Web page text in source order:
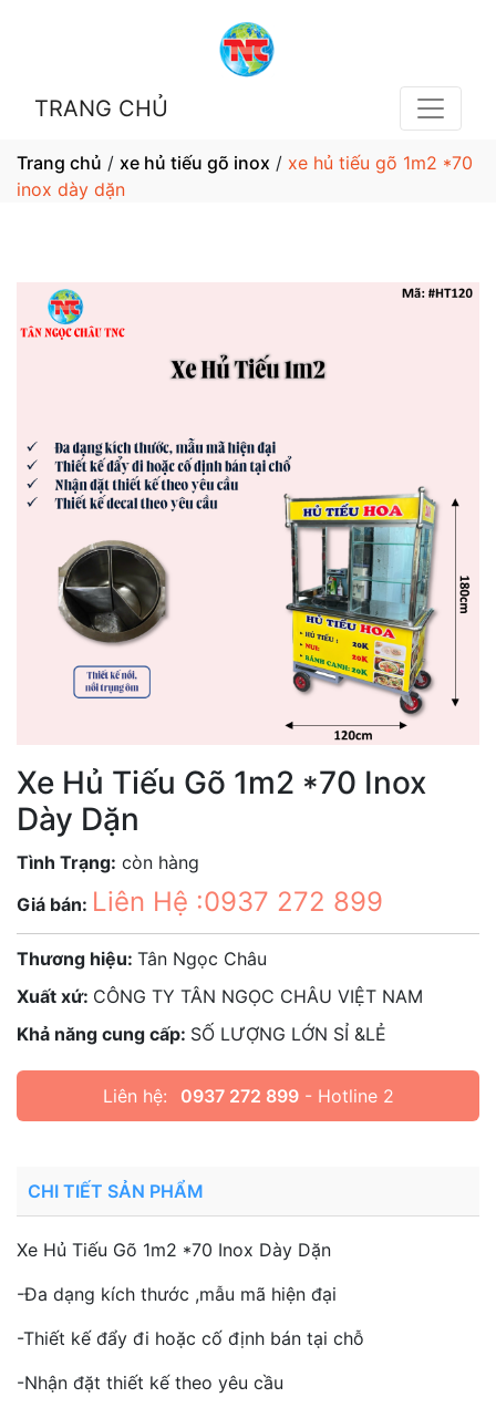
TRANG CHỦ
Trang chủ / xe hủ tiếu gõ inox / xe hủ tiếu gõ 1m2 *70
inox dày dặn
Xe Hủ Tiếu Gõ 1m2 *70 Inox
Dày Dặn
Tình Trạng: còn hàng
Giá bán: Liên Hệ :0937 272 899
Thương hiệu: Tân Ngọc Châu
Xuất xứ: CÔNG TY TÂN NGỌC CHÂU VIỆT NAM
Khả năng cung cấp: SỐ LƯỢNG LỚN SỈ &LẺ
Liên hệ: 0937 272 899- Hotline 2
CHI TIẾT SẢN PHẨM
Xe Hủ Tiếu Gõ 1m2 *70 Inox Dày Dặn
-Đa dạng kích thước ,mẫu mã hiện đại
-Thiết kế đẩy đi hoặc cố định bán tại chỗ
-Nhận đặt thiết kế theo yêu cầu